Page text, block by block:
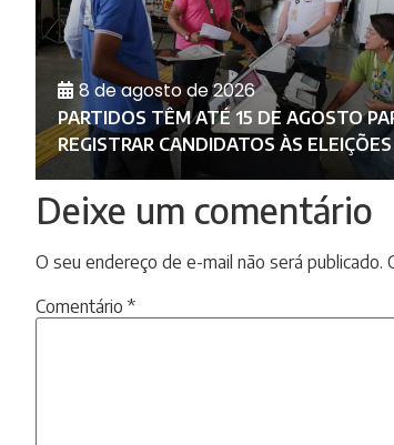
8 de agosto de 2026
PARTIDOS TÊM ATÉ 15 DE AGOSTO
REGISTRAR CANDIDATOS ÀS
Deixe um comentário
O seu endereço de e-mail não será publicado.
Comentário *